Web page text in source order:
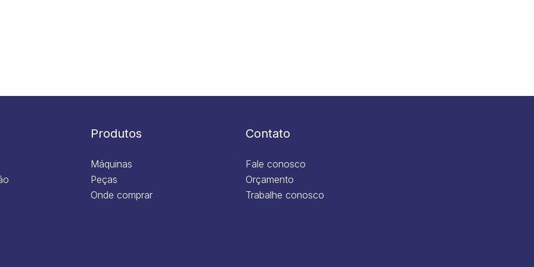
Produtos
Máquinas
Peças
Onde comprar
Contato
Fale conosco
Orçamento
Trabalhe conosco